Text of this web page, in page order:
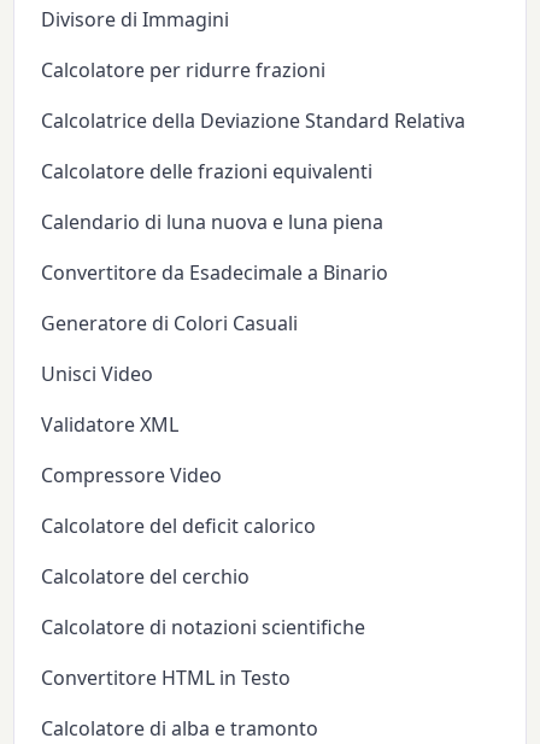
Divisore di Immagini
Calcolatore per ridurre frazioni
Calcolatrice della Deviazione Standard Relativa
Calcolatore delle frazioni equivalenti
Calendario di luna nuova e luna piena
Convertitore da Esadecimale a Binario
Generatore di Colori Casuali
Unisci Video
Validatore XML
Compressore Video
Calcolatore del deficit calorico
Calcolatore del cerchio
Calcolatore di notazioni scientifiche
Convertitore HTML in Testo
Calcolatore di alba e tramonto